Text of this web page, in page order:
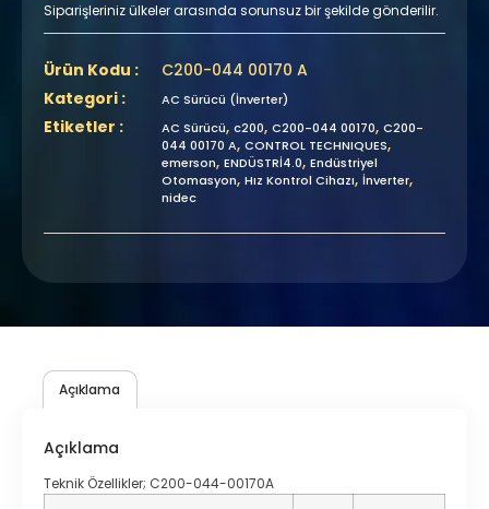
Siparişleriniz ülkeler arasında sorunsuz bir şekilde gönderilir.
Ürün Kodu :
C200-044 00170 A
Kategori :
AC Sürücü (İnverter)
Etiketler : AC Sürücü, c200, C200-044 00170, C200-
044 00170 A, CONTROL TECHNIQUES,
emerson, ENDÜSTRİ4.0, Endüstriyel
Otomasyon, Hız Kontrol Cihazı, İnverter,
nidec
Açıklama
Açıklama
Teknik Özellikler; C200-044-00170A